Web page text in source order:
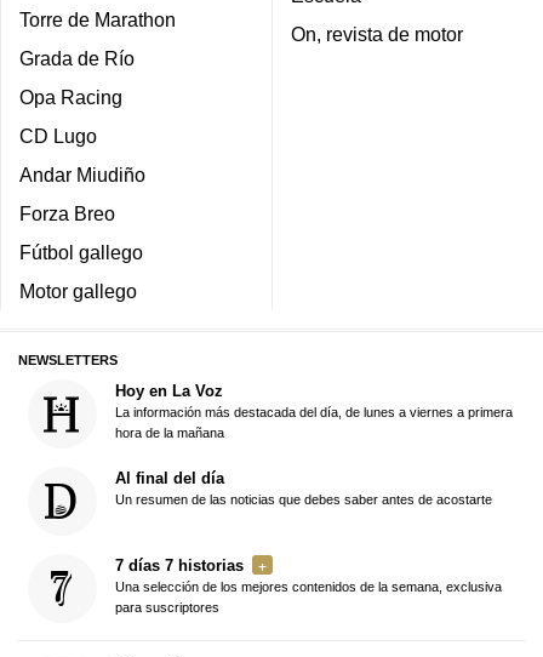
Torre de Marathon
Grada de Río
Opa Racing
CD Lugo
Andar Miudiño
Forza Breo
Fútbol gallego
Motor gallego
On, revista de motor
NEWSLETTERS
Hoy en La Voz
La información más destacada del día, de lunes a viernes a primera
hora de la mañana
Al final del día
Un resumen de las noticias que debes saber antes de acostarte
7 días 7 historias
Una selección de los mejores contenidos de la semana, exclusiva
para suscriptores